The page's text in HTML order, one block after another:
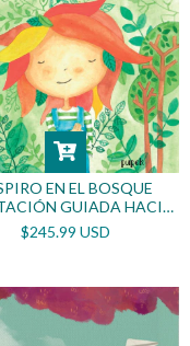
EN EL BOSQUE
GUIADA HACIA
TU PAZ INTERIOR
$245.99 USD